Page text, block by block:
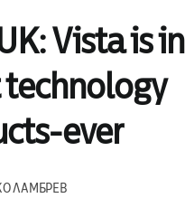
Vista is
ever
ЛАМБРЕВ